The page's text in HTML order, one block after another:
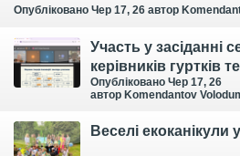
Опубліковано Чер 17, 26 автор
Участь у засіданні
керівників гуртків
творчості закладів
освіти області
Опубліковано Чер 17, 26
автор Komendantov
Веселі